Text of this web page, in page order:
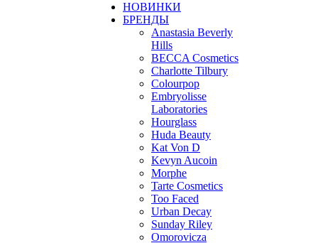
НОВИНКИ
БРЕНДЫ
Anastasia Beverly
Hills
BECCA Cosmetics
Charlotte Tilbury
Colourpop
Embryolisse
Laboratories
Hourglass
Huda Beauty
Kat Von D
Kevyn Aucoin
Morphe
Tarte Cosmetics
Too Faced
Urban Decay
Sunday Riley
Omorovicza